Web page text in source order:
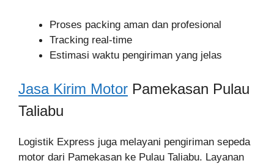
Proses packing aman dan profesional
Tracking real-time
Estimasi waktu pengiriman yang jelas
Jasa Kirim Motor Pamekasan Pulau
Taliabu
Logistik Express juga melayani pengiriman sepeda
motor dari Pamekasan ke Pulau Taliabu. Layanan